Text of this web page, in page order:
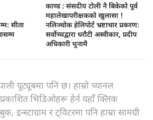
काण्ड : संसदीय टोली नै बिकेको पूर्व
महालेखापरीक्षकको खुलासा !
सीता
नलिञ्चोक हेलिपोर्ट भ्रष्टाचार प्रकरण:
सर्वोच्चद्वारा धरौटी अस्वीकार, प्रदीप
अधिकारी थुनामै
यूट्यूबमा पनि छ। हाम्रो च्यानल
प्रकाशित भिडिओहरू हेर्न यहाँ क्लिक
इन्स्टाग्राम र ट्विटरमा पनि हाम्रा सामग्री